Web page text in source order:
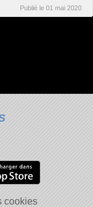
Publié le 01 mai 2020
cookies